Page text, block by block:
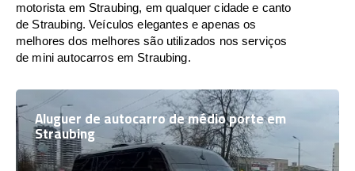
motorista em Straubing, em qualquer cidade e canto
de Straubing. Veículos elegantes e apenas os
melhores dos melhores são utilizados nos serviços
de mini autocarros em Straubing.
Aluguer de autocarro de médio porte em
Straubing